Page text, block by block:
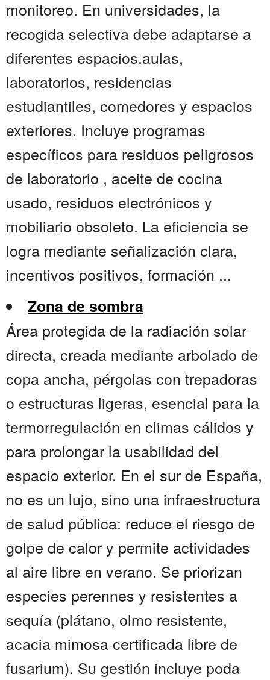
monitoreo. En universidades, la
recogida selectiva debe adaptarse a
diferentes espacios.aulas,
laboratorios, residencias
estudiantiles, comedores y espacios
exteriores. Incluye programas
específicos para residuos peligrosos
de laboratorio , aceite de cocina
usado, residuos electrónicos y
mobiliario obsoleto. La eficiencia se
logra mediante señalización clara,
incentivos positivos, formación ...
Zona de sombra
Área protegida de la radiación solar
directa, creada mediante arbolado de
copa ancha, pérgolas con trepadoras
o estructuras ligeras, esencial para la
termorregulación en climas cálidos y
para prolongar la usabilidad del
espacio exterior. En el sur de España,
no es un lujo, sino una infraestructura
de salud pública: reduce el riesgo de
golpe de calor y permite actividades
al aire libre en verano. Se priorizan
especies perennes y resistentes a
sequía (plátano, olmo resistente,
acacia mimosa certificada libre de
fusarium). Su gestión incluye poda